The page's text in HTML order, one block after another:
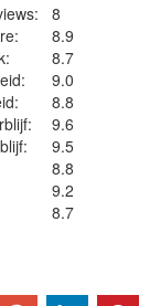
8
8.9
8.7
9.0
8.8
9.6
9.5
8.8
9.2
8.7